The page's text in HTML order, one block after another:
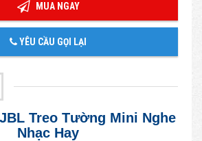
MUA NGAY
YÊU CẦU GỌI LẠI
Treo Tường Mini Nghe
Nhạc Hay